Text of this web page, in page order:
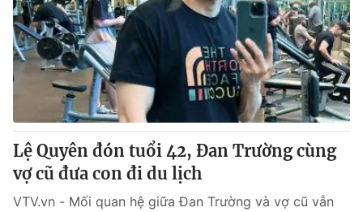
Lệ Quyên đón tuổi 42, Đan Trường cùng
vợ cũ đưa con đi du lịch
VTV.vn - Mối quan hệ giữa Đan Trường và vợ cũ vẫn